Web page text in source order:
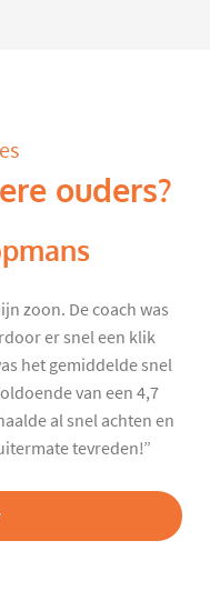
ouders?
zoon. De coach was
er snel een klik
het gemiddelde snel
van een 4,7
al snel achten en
tevreden!”